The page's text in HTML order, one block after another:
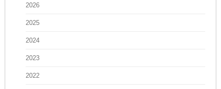
2026
2025
2024
2023
2022